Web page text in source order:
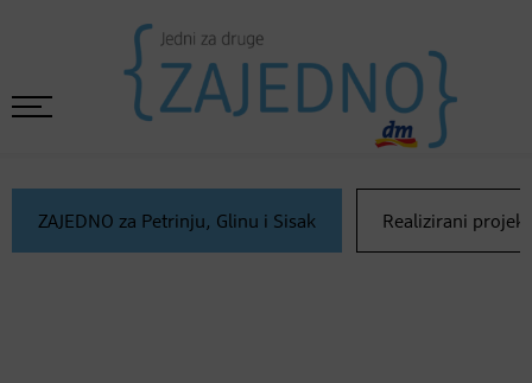
ZAJEDNO za Petrinju, Glinu i Sisak Realizirani